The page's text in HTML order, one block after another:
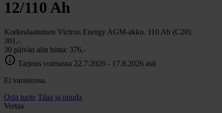
12/110 Ah
Korkealaatuinen Victron Energy AGM-akku. 110 Ah (C20).
301,-
30 päivän alin hinta: 376,-
info Tarjous voimassa 22.7.2026 - 17.8.2026 asti
Ei varastossa.
Osta tuote Tilaa ja nouda
Vertaa